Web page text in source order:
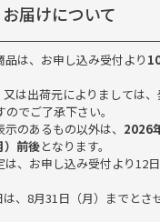
お届けについて
は、お申し込み受付より
は出荷元によりましては
でご了承下さい。
のあるもの以外は、 2026
）前後となります。
、お申し込み受付より12
、8月31日（月）までとさ